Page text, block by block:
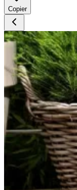
Copier